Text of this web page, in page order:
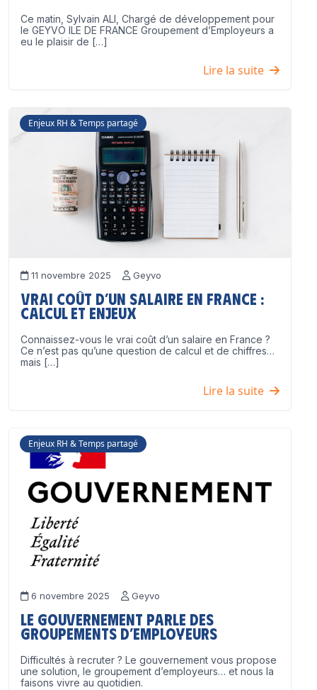
Ce matin, Sylvain ALI, Chargé de développement pour
le GEYVO ILE DE FRANCE Groupement d’Employeurs a
eu le plaisir de […]
Lire la suite
Enjeux RH & Temps partagé
11 novembre 2025 Geyvo
Vrai coût d’un salaire en France :
calcul et enjeux
Connaissez-vous le vrai coût d’un salaire en France ?
Ce n’est pas qu’une question de calcul et de chiffres…
mais […]
Lire la suite
Enjeux RH & Temps partagé
6 novembre 2025 Geyvo
Le Gouvernement parle des
groupements d’employeurs
Difficultés à recruter ? Le gouvernement vous propose
une solution, le groupement d’employeurs… et nous la
faisons vivre au quotidien.